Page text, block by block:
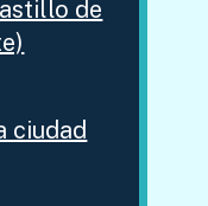
de
ciudad